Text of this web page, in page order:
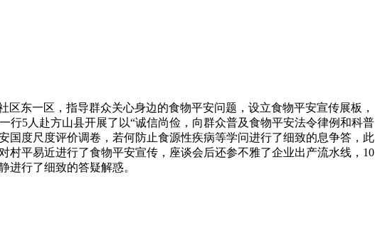
东一区，指导群众关心身边的食物平安问题，设立食物平安宣传展板，
5人赴方山县开展了以“诚信尚俭，向群众普及食物平安法令律例和科普
度尺度评价调卷，若何防止食源性疾病等学问进行了细致的息争答，此
平易近进行了食物平安宣传，座谈会后还参不雅了企业出产流水线，10
进行了细致的答疑解惑。